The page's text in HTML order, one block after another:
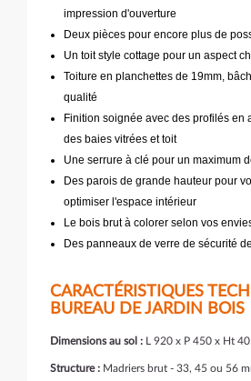
impression d'ouverture
Deux pièces pour encore plus de
Un toit style cottage pour un aspect
Toiture en planchettes de 19mm,
qualité
Finition soignée avec des profilés en
des baies vitrées et toit
Une serrure à clé pour un maximum
Des parois de grande hauteur pour
optimiser l'espace intérieur
Le bois brut à colorer selon vos
Des panneaux de verre de sécurité
CARACTÉRISTIQUES
BUREAU DE JARDIN BOIS
Dimensions au sol : L 920 x P 450 x Ht
Structure : Madriers brut - 33, 45 ou 56